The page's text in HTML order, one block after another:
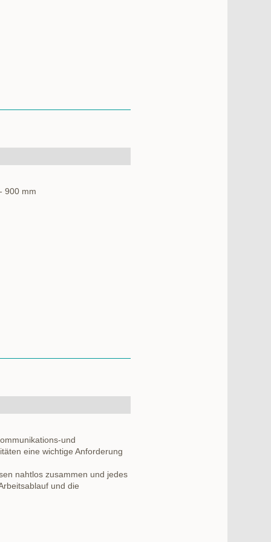
900 mm
und
eine wichtige Anforderung
nahtlos zusammen und jedes
und die